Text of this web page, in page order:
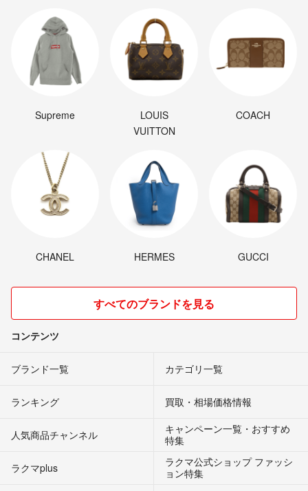
Supreme
LOUIS
VUITTON
COACH
CHANEL HERMES GUCCI
すべてのブランドを見る
コンテンツ
ブランド一覧 カテゴリ一覧
ランキング 買取・相場価格情報
人気商品チャンネル
キャンペーン一覧・おすすめ
特集
ラクマplus
ラクマ公式ショップ ファッシ
ョン特集